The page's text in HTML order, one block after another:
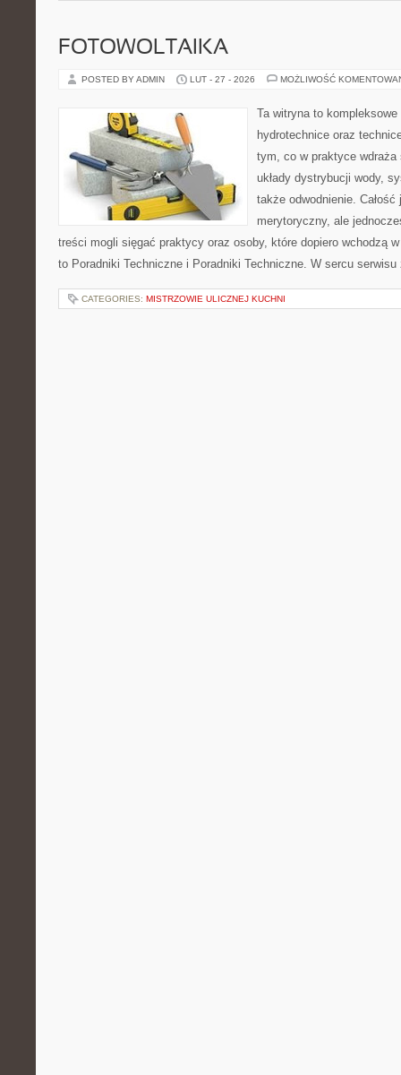
FOTOWOLTAIKA
POSTED BY ADMIN LUT - 27 - 2026 MOŻLIWOŚĆ
Ta witryna to
hydrotechnice oraz
tym, co w praktyce
układy dystrybucji wody,
także odwodnienie.
merytoryczny, ale
treści mogli sięgać praktycy oraz osoby, które dopiero wchodzą
to Poradniki Techniczne i Poradniki Techniczne. W sercu
CATEGORIES: MISTRZOWIE ULICZNEJ KUCHNI